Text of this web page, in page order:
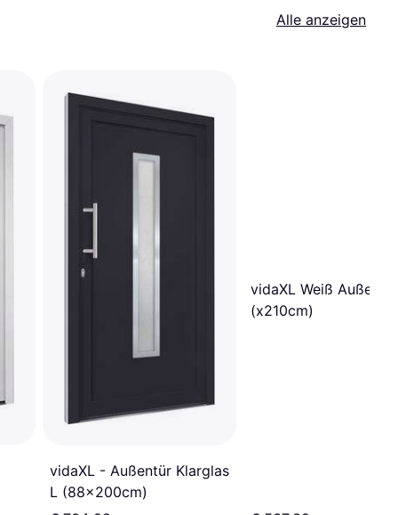
Alle anzeigen
vidaXL - Außentür Klarglas
L (88x200cm)
vidaXL Weiß
(x210cm)